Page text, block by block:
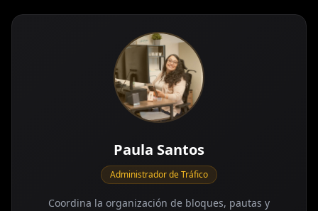
Paula Santos
Administrador de Tráfico
Coordina la organización de bloques, pautas y